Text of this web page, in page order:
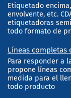
Etiquetado
envolvente, etc.
etiquetadoras
todo formato de
Líneas completas
Para responder a
propone líneas
medida para el
todo producto